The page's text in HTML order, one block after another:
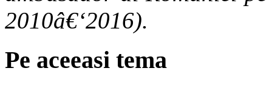
2010â€‘2016).
Pe aceeasi tema